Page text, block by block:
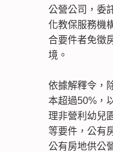
公營公司，委
化教保服務機
合要件者免徵
境。
依據解釋令，
本超過50%，
理非營利幼兒
等要件，公有
公有房地供公